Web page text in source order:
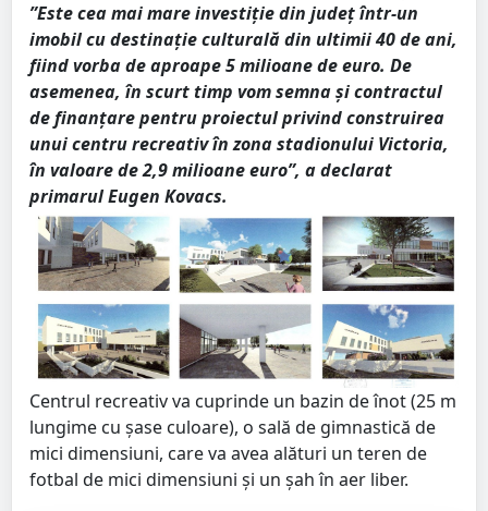
”Este cea mai mare investiție din județ într-un
imobil cu destinație culturală din ultimii 40 de ani,
fiind vorba de aproape 5 milioane de euro. De
asemenea, în scurt timp vom semna și contractul
de finanțare pentru proiectul privind construirea
unui centru recreativ în zona stadionului Victoria,
în valoare de 2,9 milioane euro”, a declarat
primarul Eugen Kovacs.
Centrul recreativ va cuprinde un bazin de înot (25 m
lungime cu şase culoare), o sală de gimnastică de
mici dimensiuni, care va avea alături un teren de
fotbal de mici dimensiuni şi un şah în aer liber.